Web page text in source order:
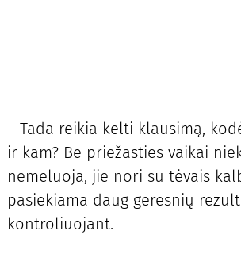
– Tada reikia kelti klausimą,
ir kam? Be priežasties vaikai
nemeluoja, jie nori su tėvais
pasiekiama daug geresnių
kontroliuojant.